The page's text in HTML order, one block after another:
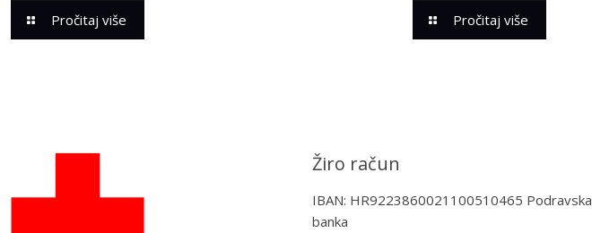
Pročitaj više Pročitaj više
Žiro račun
IBAN: HR9223860021100510465 Podravska
banka